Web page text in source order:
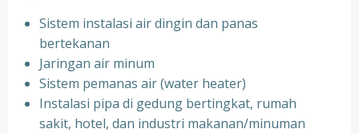
Sistem instalasi air dingin dan panas
bertekanan
⁠Jaringan air minum
⁠Sistem pemanas air (water heater)
⁠Instalasi pipa di gedung bertingkat, rumah
sakit, hotel, dan industri makanan/minuman